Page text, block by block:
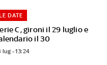
C, gironi il 29 luglio e
il 30
DATE
lug - 13:24